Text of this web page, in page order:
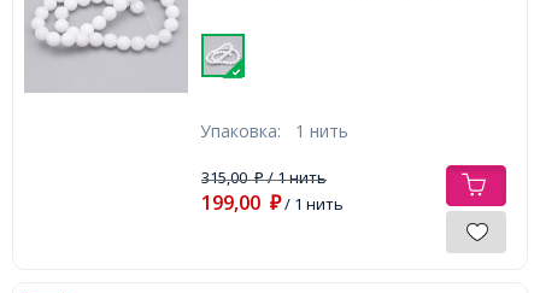
Упаковка: 1 нить
315,00₽/ 1 нить
199,00 ₽/ 1 нить